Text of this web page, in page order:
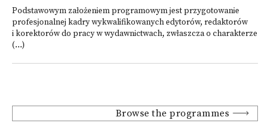
Podstawowym założeniem programowym jest przygotowanie
profesjonalnej kadry wykwalifikowanych edytorów, redaktorów
i korektorów do pracy w wydawnictwach, zwłaszcza o charakterze
(...)
Browse the programmes